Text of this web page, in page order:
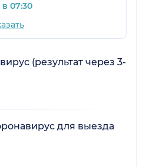
07:30
(результат через 3-
для выезда